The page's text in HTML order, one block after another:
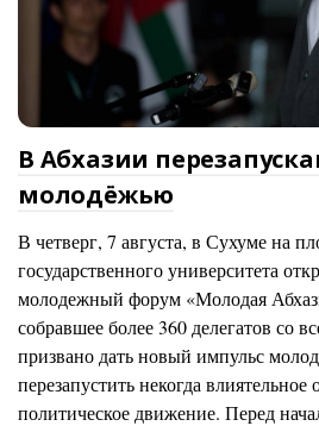
В Абхазии
молодёжью
В четверг, 7 августа, в Сухуме на
государственного университета
молодежный форум «Молодая
собравшее более 360 делегатов со
призвано дать новый импульс
перезапустить некогда
политическое движение. Перед